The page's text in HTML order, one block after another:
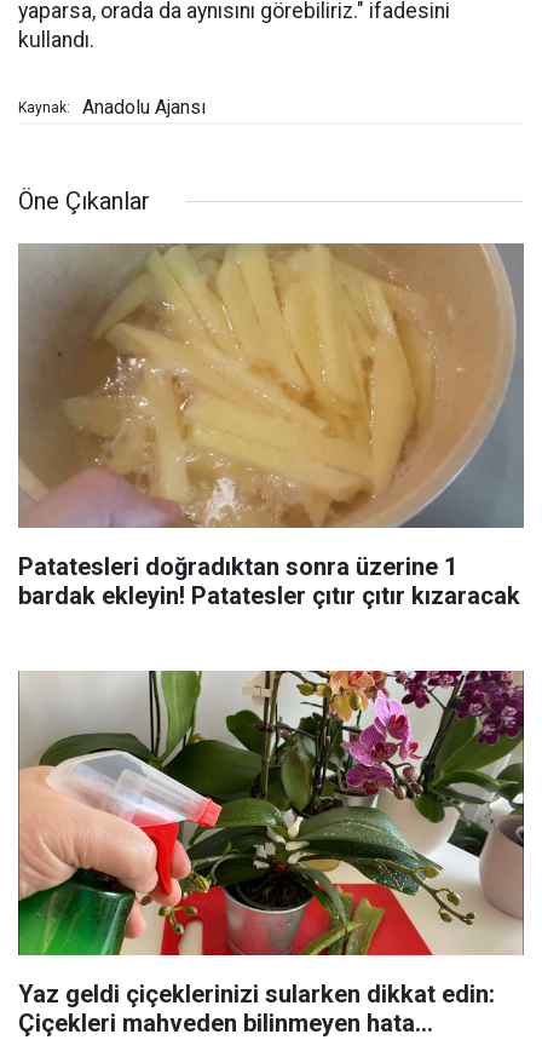
yaparsa, orada da aynısını görebiliriz." ifadesini
kullandı.
Kaynak: Anadolu Ajansı
Öne Çıkanlar
Patatesleri doğradıktan sonra üzerine 1
bardak ekleyin! Patatesler çıtır çıtır kızaracak
Yaz geldi çiçeklerinizi sularken dikkat edin:
Çiçekleri mahveden bilinmeyen hata...